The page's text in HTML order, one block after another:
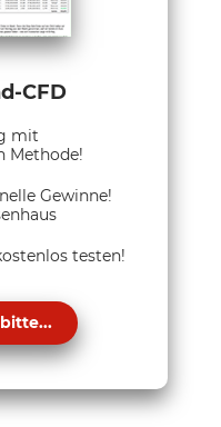
CFD
mit
Methode!
Gewinne!
testen!